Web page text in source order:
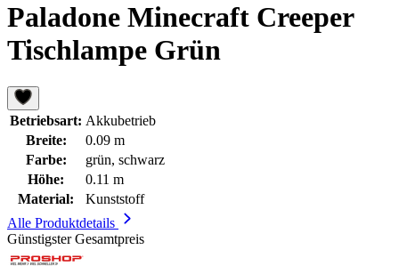
Paladone Minecraft Creeper
Tischlampe Grün
Betriebsart: Akkubetrieb
Breite:
0.09 m
Farbe:
grün, schwarz
Höhe:
0.11 m
Material:
Kunststoff
Alle Produktdetails
Günstigster Gesamtpreis